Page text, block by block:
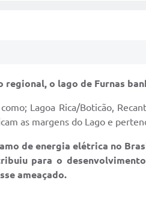
o lago de Furnas
Lagoa Rica/Boticão,
as margens do Lago e
de energia elétrica no
para o
ameaçado.